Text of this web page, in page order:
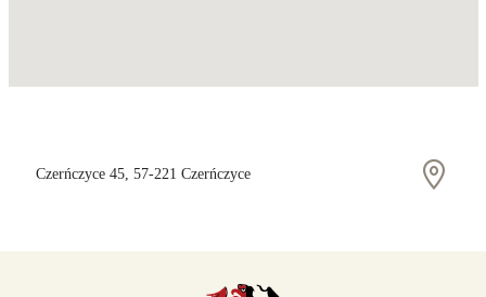
Czerńczyce 45, 57-221 Czerńczyce